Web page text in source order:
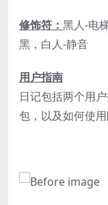
修饰符： 黑人-电
黑，白人-静音
用户指南
日记包括两个用
包，以及如何使用